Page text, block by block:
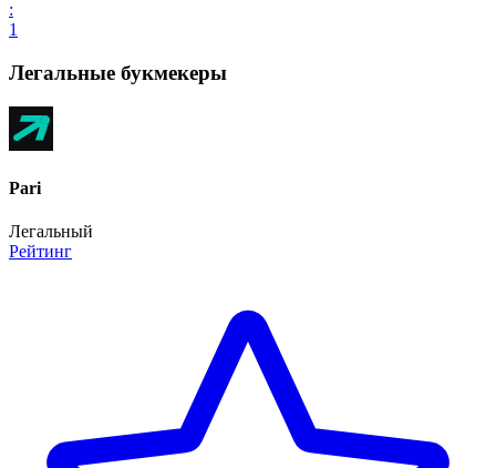
:
1
Легальные букмекеры
Pari
Легальный
Рейтинг